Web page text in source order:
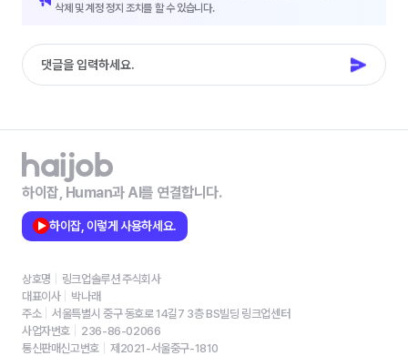
삭제 및 계정 정지 조치를 할 수 있습니다.
하이잡, Human과 AI를 연결합니다.
하이잡, 이렇게 사용하세요.
상호명
링크업솔루션 주식회사
대표이사
박나래
주소
서울특별시 중구 동호로 14길7 3층 BS빌딩 링크업센터
사업자번호
236-86-02066
통신판매신고번호
제2021-서울중구-1810